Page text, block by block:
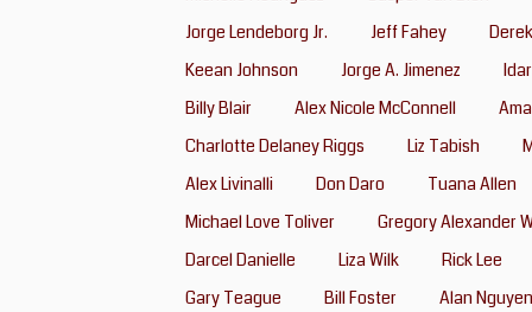
Jorge Lendeborg Jr.
Jeff Fahey
Keean Johnson
Jorge A. Jimenez
Billy Blair
Alex Nicole McConnell
Charlotte Delaney Riggs
Liz Tabish
Alex Livinalli
Don Daro
Tuana Allen
Michael Love Toliver
Gregory Alexander
Darcel Danielle
Liza Wilk
Rick Lee
Gary Teague
Bill Foster
Alan Nguyen